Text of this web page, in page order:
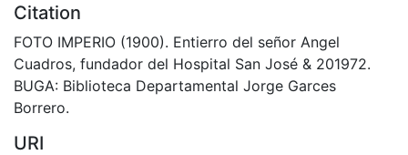
Citation
FOTO IMPERIO (1900). Entierro del señor Angel
Cuadros, fundador del Hospital San José & 201972.
BUGA: Biblioteca Departamental Jorge Garces
Borrero.
URI